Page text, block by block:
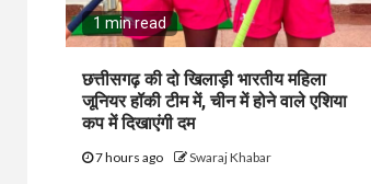
1 min read
छत्तीसगढ़ की दो खिलाड़ी भारतीय महिला
जूनियर हॉकी टीम में, चीन में होने वाले एशिया
कप में दिखाएंगी दम
7 hours ago Swaraj Khabar